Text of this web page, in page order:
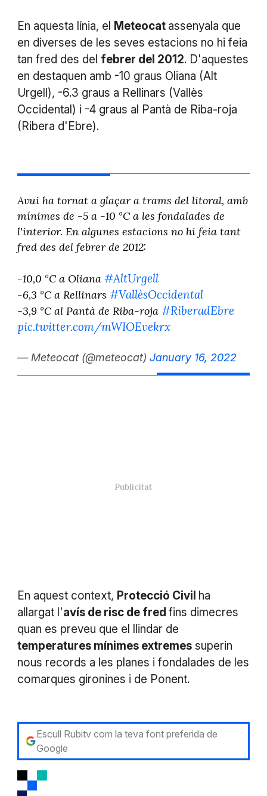
En aquesta línia, el Meteocat assenyala que
en diverses de les seves estacions no hi feia
tan fred des del febrer del 2012. D'aquestes
en destaquen amb -10 graus Oliana (Alt
Urgell), -6.3 graus a Rellinars (Vallès
Occidental) i -4 graus al Pantà de Riba-roja
(Ribera d'Ebre).
Avui ha tornat a glaçar a trams del litoral, amb
mínimes de -5 a -10 ºC a les fondalades de
l'interior. En algunes estacions no hi feia tant
fred des del febrer de 2012:
-10,0 ºC a Oliana #AltUrgell
-6,3 ºC a Rellinars #VallèsOccidental
-3,9 ºC al Pantà de Riba-roja #RiberadEbre
pic.twitter.com/mWIOEvekrx
— Meteocat (@meteocat) January 16, 2022
En aquest context, Protecció Civil ha
allargat l'avís de risc de fred fins dimecres
quan es preveu que el llindar de
temperatures mínimes extremessuperin
nous records a les planes i fondalades de les
comarques gironines i de Ponent.
Escull Rubitv com la teva font preferida de
Google